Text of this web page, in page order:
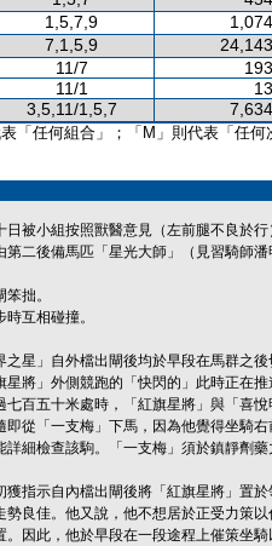
1,5,7,9
7,1,5,9
11/7
11/1
3,5,11/1,5,7
「任何組合」；「M」則代表「任何
被小組按照獸醫意見（左前腿不良於
第二後備馬匹「星光大師」（見習騎師
拙。
互相碰撞。
之星」自外檔出閘後均於早段在馬群之
星將」外側競跑的「快閃的」此時正在
七百五十米處時，「紅旗星將」與「喜
從「一支梅」下馬，因為他覺得坐騎
細檢查該駒。「一支梅」須於鎮靜劑
指示自內檔出閘後將「紅旗星將」置
良佳。他又說，他不想居於正受力策
因此，他於早段在一段途程上催策坐